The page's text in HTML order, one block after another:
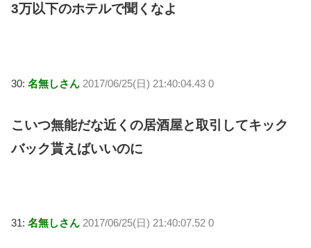
3万以下のホテルで聞くなよ
30: 名無しさん 2017/06/25(日) 21:40:04.43 0
こいつ無能だな近くの居酒屋と取引してキック
バック貰えばいいのに
31: 名無しさん 2017/06/25(日) 21:40:07.52 0